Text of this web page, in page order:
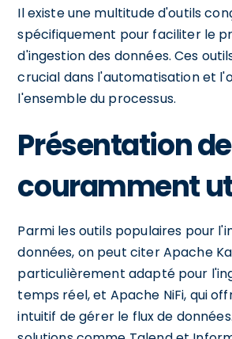
Il existe une multitude d'outils
spécifiquement pour faciliter le
d'ingestion des données. Ces
crucial dans l'automatisation et
l'ensemble du processus.
Présentation
couramment
Parmi les outils populaires pour
données, on peut citer Apache
particulièrement adapté pour
temps réel, et Apache NiFi, qui
intuitif de gérer le flux de